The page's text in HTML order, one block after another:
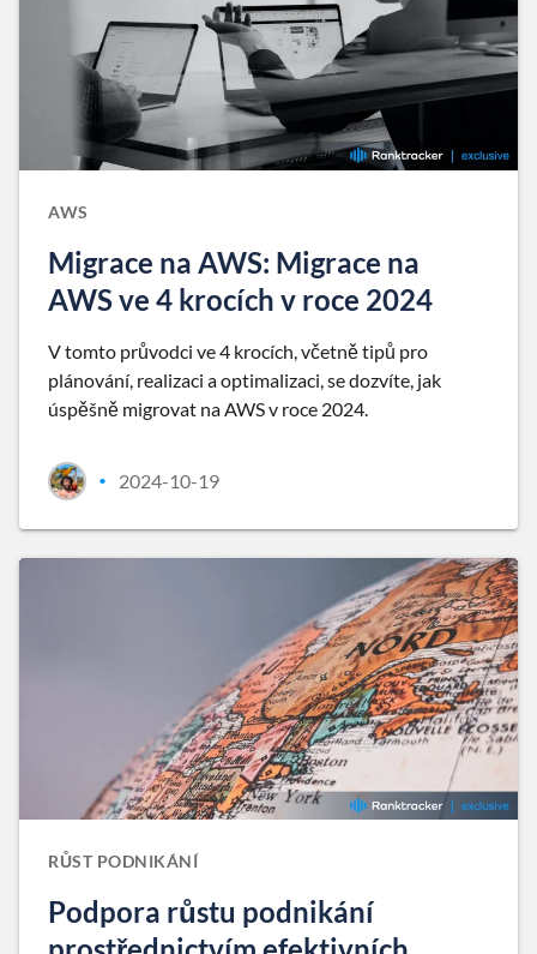
AWS
Migrace na AWS: Migrace na
AWS ve 4 krocích v roce 2024
V tomto průvodci ve 4 krocích, včetně tipů pro
plánování, realizaci a optimalizaci, se dozvíte, jak
úspěšně migrovat na AWS v roce 2024.
• 2024-10-19
RŮST PODNIKÁNÍ
Podpora růstu podnikání